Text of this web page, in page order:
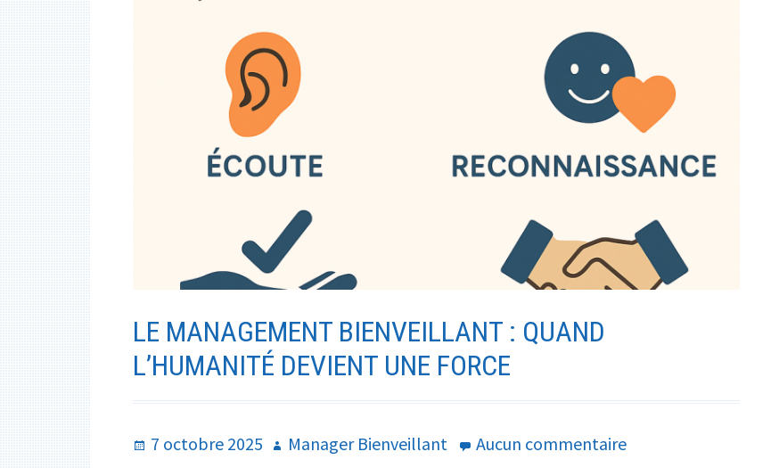
en
entreprise
pour
une
communication
assertive
bienveillante
entreprise
LE MANAGEMENT BIENVEILLANT : QUAND
L’HUMANITÉ DEVIENT UNE FORCE
Publié
7 octobre 2025 Auteur
Manager Bienveillant Aucun commentairesur